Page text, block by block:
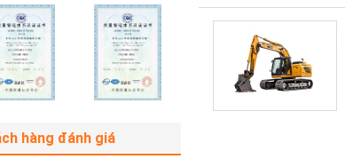
hàng đánh giá